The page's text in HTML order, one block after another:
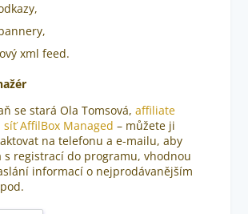
xml feed.
se stará Ola Tomsová,affiliate
síť AffilBox Managed – můžete ji
na telefonu a e-mailu, aby
s registrací do programu, vhodnou
informací o nejprodávanějším